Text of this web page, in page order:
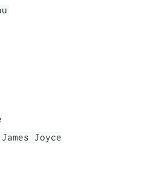
Joyce